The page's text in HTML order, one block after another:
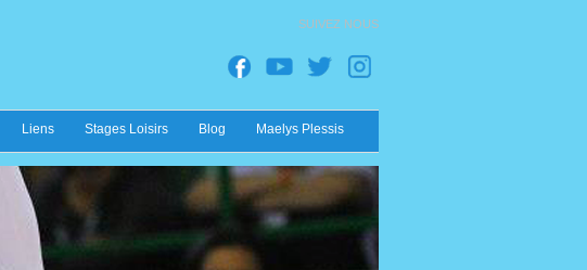
SUIVEZ NOUS
Liens Stages Loisirs Blog Maelys Plessis